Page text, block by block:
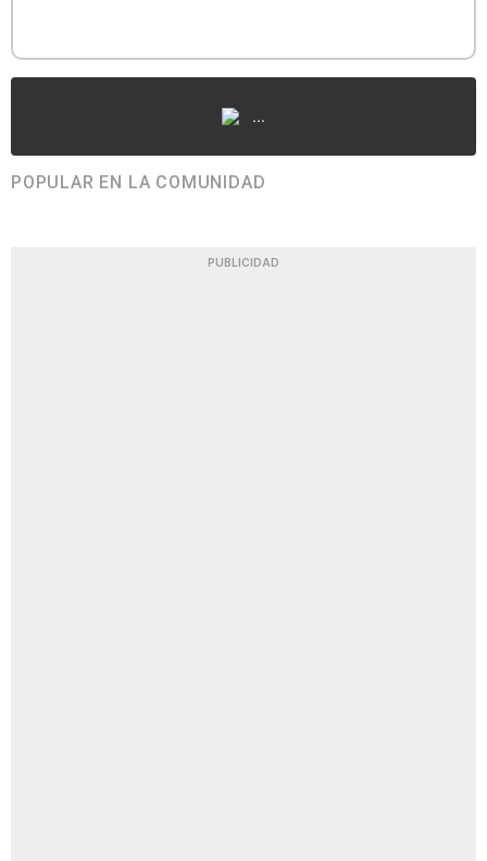
...
POPULAR EN LA COMUNIDAD
PUBLICIDAD